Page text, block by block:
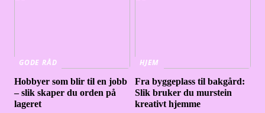
GODE RÅD
Hobbyer som blir til en jobb
– slik skaper du orden på
lageret
HJEM
Fra byggeplass til bakgård:
Slik bruker du murstein
kreativt hjemme